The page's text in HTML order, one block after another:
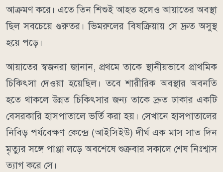
আক্রমণ করে। এতে তিন শিশুই আহত হলেও আয়াতের অবস্থা
ছিল সবচেয়ে গুরুতর। ভিমরুলের বিষক্রিয়ায় সে দ্রুত অসুস্থ
হয়ে পড়ে।
আয়াতের স্বজনরা জানান, প্রথমে তাকে স্থানীয়ভাবে প্রাথমিক
চিকিৎসা দেওয়া হয়েছিল। তবে শারীরিক অবস্থার অবনতি
হতে থাকলে উন্নত চিকিৎসার জন্য তাকে দ্রুত ঢাকার একটি
বেসরকারি হাসপাতালে ভর্তি করা হয়। সেখানে হাসপাতালের
নিবিড় পর্যবেক্ষণ কেন্দ্রে (আইসিইউ) দীর্ঘ এক মাস সাত দিন
মৃত্যুর সঙ্গে পাঞ্জা লড়ে অবশেষে শুক্রবার সকালে শেষ নিঃশ্বাস
ত্যাগ করে সে।